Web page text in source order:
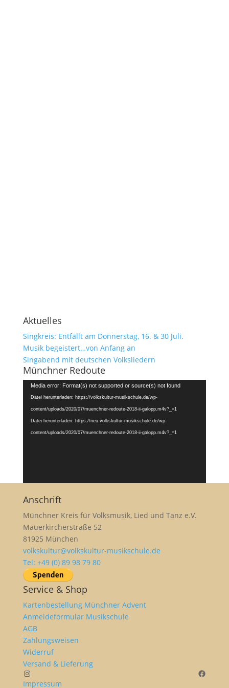
Aktuelles
Singkreis: Entfällt am Donnerstag, 16. & 30 Juli.
Musik begeistert…von Anfang an
Singabend mit deutschen Volksliedern
Münchner Redoute
Video-
Player
Media error: Format(s) not supported or source(s) not found
Datei herunterladen: https://volkskultur-musikschule.de/wp-
content/uploads/2020/07/muenchner-redoute-2018-ii-galopp.m4v?_=1
Datei herunterladen: https://neu.volkskultur-musikschule.de/wp-
content/uploads/2020/07/muenchner-redoute-2018-ii-galopp.m4v?_=1
Anschrift
Münchner Kreis für Volksmusik, Lied und Tanz e.V.
Mauerkircherstraße 52
81925 München
volkskultur@volkskultur-musikschule.de
Tel: +49 (0) 89 98 79 80
Service & Shop
Kartenbestellung Münchner Advent
Anmeldeformular Musikschule
AGB
Zahlungsweisen
Widerruf
Versand & Lieferung
Instagram
Impressum